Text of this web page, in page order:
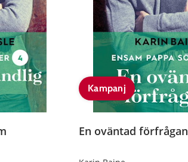
Kampanj
En oväntad förfrågan